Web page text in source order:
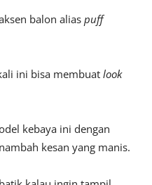
balon alias puff
ini bisa membuat look
kebaya ini dengan
kesan yang manis.